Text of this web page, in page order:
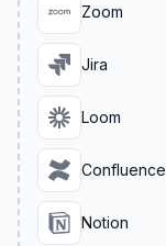
Zoom
Jira
Loom
Confluence
Notion